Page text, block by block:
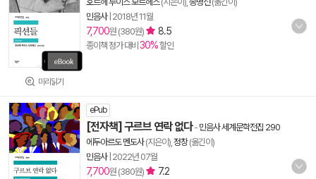
미리읽기
민음사| 2018년 11월
7,700원 (380원) 8.5
종이책 정가 대비 30%할인
ePub
[전자책] 구르브 연락 없다- 민음사 세계문학전집 290
에두아르도 멘도사(지은이), 정창(옮긴이)
민음사| 2022년 07월
7,700원 (380원) 7.2